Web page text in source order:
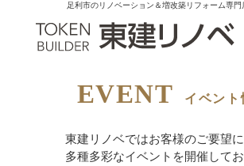
足利市のリノベーション＆増改築リフォーム専門
EVENT イベント
東建リノベではお客様のご要望
多種多彩なイベントを開催してお